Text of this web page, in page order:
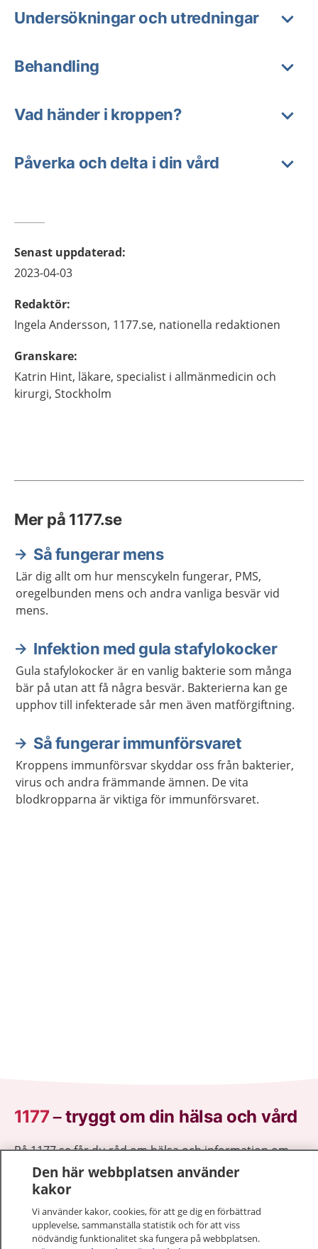
Undersökningar och utredningar
Behandling
Vad händer i kroppen?
Påverka och delta i din vård
Senast uppdaterad:
2023-04-03
Redaktör:
Ingela Andersson, 1177.se, nationella redaktionen
Granskare:
Katrin Hint, läkare, specialist i allmänmedicin och
kirurgi, Stockholm
Mer på 1177.se
Så fungerar mens
Lär dig allt om hur menscykeln fungerar, PMS,
oregelbunden mens och andra vanliga besvär vid
mens.
Infektion med gula stafylokocker
Gula stafylokocker är en vanlig bakterie som många
bär på utan att få några besvär. Bakterierna kan ge
upphov till infekterade sår men även matförgiftning.
Så fungerar immunförsvaret
Kroppens immunförsvar skyddar oss från bakterier,
virus och andra främmande ämnen. De vita
blodkropparna är viktiga för immunförsvaret.
1177–tryggt om din hälsa och vård
På 1177.se får du råd om hälsa och information om
sjukdomar och vilka mottagningar du kan kontakta.
Logga in för att läsa din journal och göra dina
sjukvårdsrådgivning dygnet runt.
1177 ger dig råd när du vill må bättre.
Den här webbplatsen använder
kakor
Vi använder kakor, cookies, för att ge dig en förbättrad
upplevelse, sammanställa statistik och för att viss
nödvändig funktionalitet ska fungera på webbplatsen.